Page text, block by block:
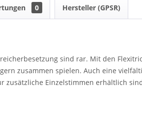
0 Hersteller (GPSR)
sind rar. Mit den
zusammen spielen. Auch eine
zusätzliche Einzelstimmen erhältlich